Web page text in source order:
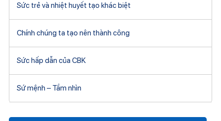
Sức trẻ và nhiệt huyết tạo khác biệt
Chính chúng ta tạo nên thành công
Sức hấp dẫn của CBK
Sứ mệnh – Tầm nhìn